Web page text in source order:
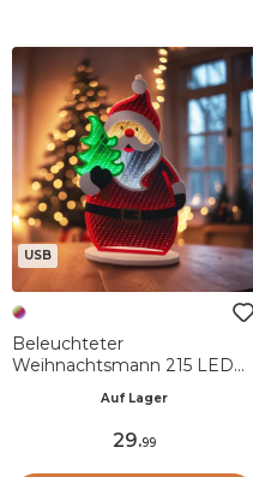
USB
Beleuchteter
Weihnachtsmann 215 LED
Auf Lager
29.99